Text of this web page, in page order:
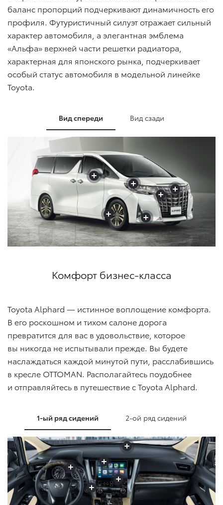
баланс пропорций подчеркивают динамичность его
профиля. Футуристичный силуэт отражает сильный
характер автомобиля, а элегантная эмблема
«Альфа» верхней части решетки радиатора,
характерная для японского рынка, подчеркивает
особый статус автомобиля в модельной линейке
Toyota.
Вид спереди Вид сзади
+
+
+
+
+
+
+
+
+
Комфорт бизнес-класса
Toyota Alphard — истинное воплощение комфорта.
В его роскошном и тихом салоне дорога
превратится для вас в удовольствие, которое
вы никогда не испытывали прежде. Вы будете
наслаждаться каждой минутой пути, расслабившись
в кресле OTTOMAN. Располагайтесь поудобнее
и отправляйтесь в путешествие с Toyota Alphard.
1-ый ряд сидений 2-ой ряд сидений
+
+
+
+
+
+
+
+
+ +